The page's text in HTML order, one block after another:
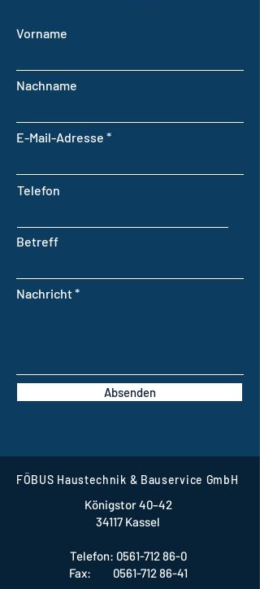
Vorname
Nachname
E-Mail-Adresse
Telefon
Betreff
Nachricht
Absenden
FÖBUS Haustechnik & Bauservice GmbH
Königstor 40–42
34117 Kassel
Telefon: 0561-712 86-0
Fax: 0561-712 86-41